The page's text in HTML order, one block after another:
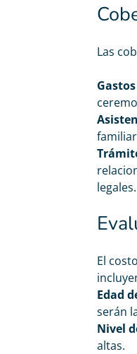
Las
legales.
El
Edad
serán
Nivel
altas.
 
Me he pasado
50€ menos en
que se disfrutan